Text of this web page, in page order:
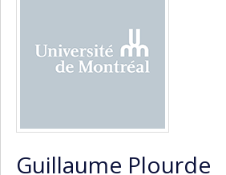
Guillaume Plourde